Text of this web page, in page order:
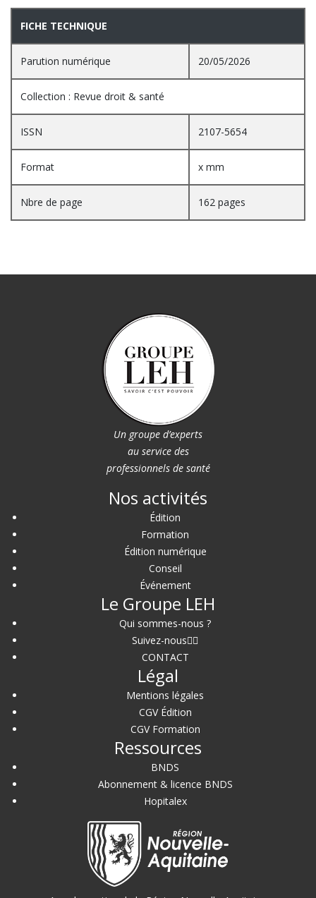
FICHE TECHNIQUE
Parution numérique 20/05/2026
Collection : Revue droit & santé
ISSN 2107-5654
Format x mm
Nbre de page 162 pages
Un groupe d’experts
au service des
professionnels de santé
Nos activités
Édition
Formation
Édition numérique
Conseil
Événement
Le Groupe LEH
Qui sommes-nous ?
Suivez-nous
CONTACT
Légal
Mentions légales
CGV Édition
CGV Formation
Ressources
BNDS
Abonnement & licence BNDS
Hopitalex